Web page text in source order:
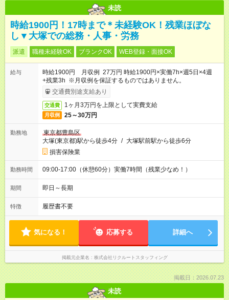
未読
時給1900円！17時まで＊未経験OK！残業ほぼな
し▼大塚での総務・人事・労務
派遣 職種未経験OK ブランクOK WEB登録・面接OK
給与
時給1900円 月収例 27万円 時給1900円×実働7h×週5日×4週
+残業3h ※月収例を保証するものではありません。
交通費別途支給あり
交通費 1ヶ月3万円を上限として実費支給
月収例 25～30万円
勤務地
東京都豊島区
大塚(東京都)駅から徒歩4分 / 大塚駅前駅から徒歩6分
損害保険業
勤務時間 09:00-17:00（休憩60分）実働7時間（残業少なめ！）
期間 即日～長期
特徴 履歴書不要
気になる！ 応募する 詳細へ
掲載元企業名 株式会社リクルートスタッフィング
掲載日：2026.07.23
未読